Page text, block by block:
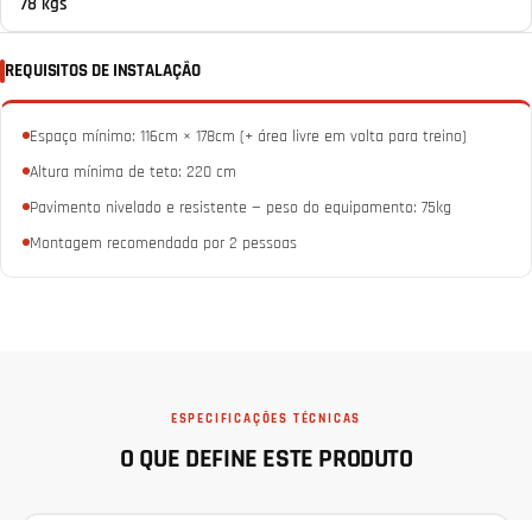
REQUISITOS DE INSTALAÇÃO
Espaço mínimo: 116cm × 178cm (+ área livre em volta para treino)
Altura mínima de teto: 220 cm
Pavimento nivelado e resistente — peso do equipamento: 75kg
Montagem recomendada por 2 pessoas
ESPECIFICAÇÕES TÉCNICAS
O QUE DEFINE ESTE PRODUTO